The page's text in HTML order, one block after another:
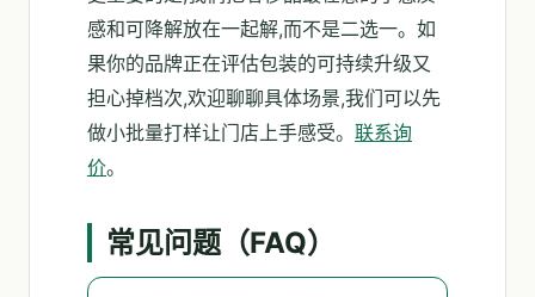
感和可降解放在一起解,而不是二选一。如
果你的品牌正在评估包装的可持续升级又
担心掉档次,欢迎聊聊具体场景,我们可以先
做小批量打样让门店上手感受。 联系询
价。
常见问题（FAQ）